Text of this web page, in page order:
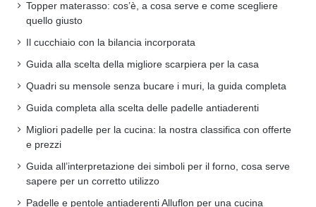
Topper materasso: cos’è, a cosa serve e come scegliere
quello giusto
Il cucchiaio con la bilancia incorporata
Guida alla scelta della migliore scarpiera per la casa
Quadri su mensole senza bucare i muri, la guida completa
Guida completa alla scelta delle padelle antiaderenti
Migliori padelle per la cucina: la nostra classifica con offerte
e prezzi
Guida all’interpretazione dei simboli per il forno, cosa serve
sapere per un corretto utilizzo
Padelle e pentole antiaderenti Alluflon per una cucina